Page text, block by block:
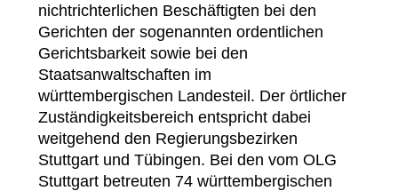
nichtrichterlichen Beschäftigten bei den
Gerichten der sogenannten ordentlichen
Gerichtsbarkeit sowie bei den
Staatsanwaltschaften im
württembergischen Landesteil. Der örtlicher
Zuständigkeitsbereich entspricht dabei
weitgehend den Regierungsbezirken
Stuttgart und Tübingen. Bei den vom OLG
Stuttgart betreuten 74 württembergischen